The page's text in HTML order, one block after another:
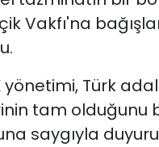
Vakfı'na
yönetimi, Türk
tam olduğunu
saygıyla